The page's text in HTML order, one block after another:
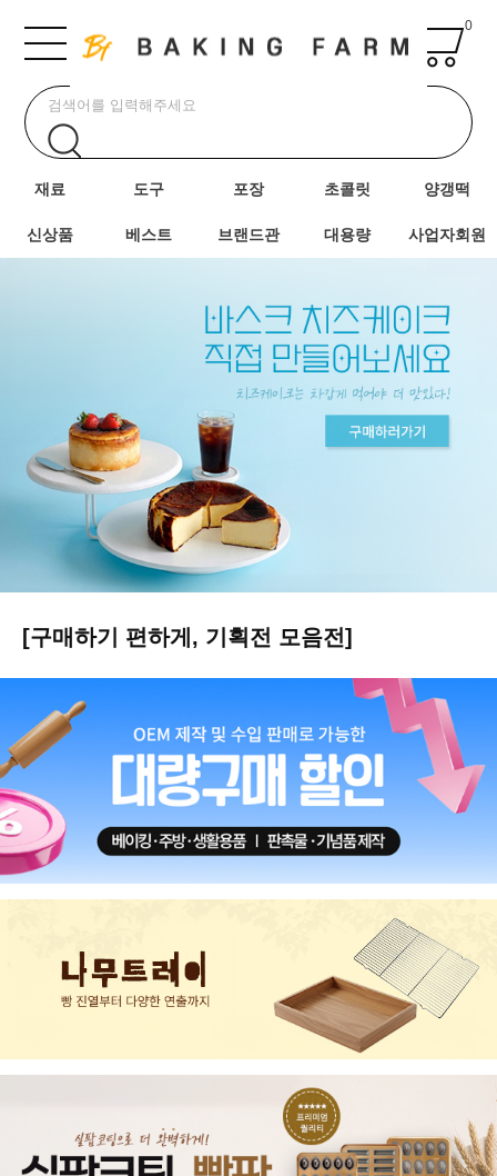
0
재료 도구 포장 초콜릿 양갱떡
신상품 베스트 브랜드관 대용량 사업자회원
[구매하기 편하게, 기획전 모음전]